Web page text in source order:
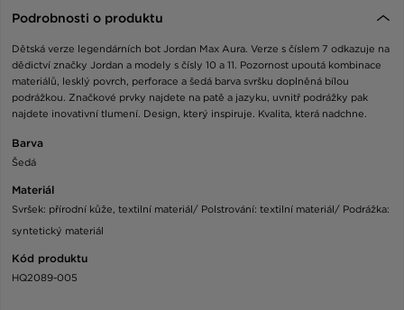
Podrobnosti o produktu
Dětská verze legendárních bot Jordan Max Aura. Verze s číslem 7 odkazuje na
dědictví značky Jordan a modely s čísly 10 a 11. Pozornost upoutá kombinace
materiálů, lesklý povrch, perforace a šedá barva svršku doplněná bílou
podrážkou. Značkové prvky najdete na patě a jazyku, uvnitř podrážky pak
najdete inovativní tlumení. Design, který inspiruje. Kvalita, která nadchne.
Barva
Šedá
Materiál
Svršek: přírodní kůže, textilní materiál/ Polstrování: textilní materiál/ Podrážka:
syntetický materiál
Kód produktu
HQ2089-005